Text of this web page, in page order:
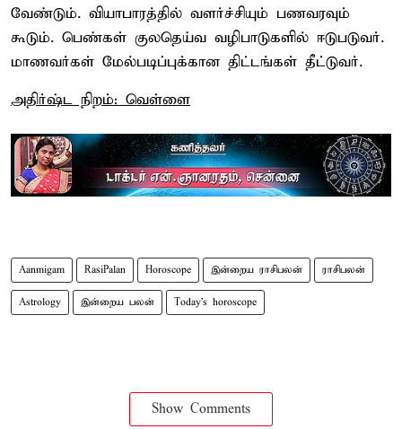
வேண்டும். வியாபாரத்தில் வளர்ச்சியும் பணவரவும்
கூடும். பெண்கள் குலதெய்வ வழிபாடுகளில் ஈடுபடுவர்.
மாணவர்கள் மேல்படிப்புக்கான திட்டங்கள் தீட்டுவர்.
அதிர்ஷ்ட நிறம்: வெள்ளை
Aanmigam RasiPalan Horoscope இன்றைய ராசிபலன் ராசிபலன்
Astrology இன்றைய பலன் Today's horoscope
Show Comments